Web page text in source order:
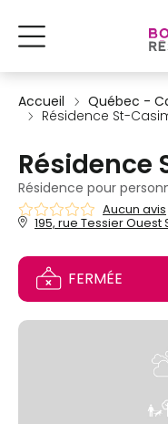
Accueil Québec -
Résidence St-
Résidence
Résidence pour
Aucun avis
195, rue Tessier Ouest
FERMÉE